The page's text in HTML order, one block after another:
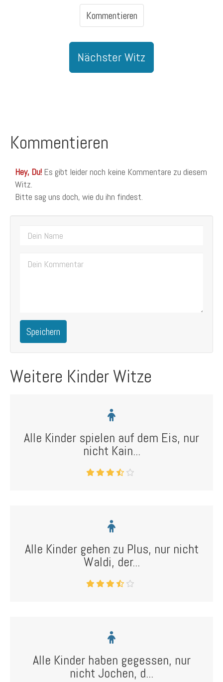
Kommentieren
Nächster Witz
Kommentieren
Hey, Du! Es gibt leider noch keine Kommentare zu diesem
Witz.
Bitte sag uns doch, wie du ihn findest.
Speichern
Weitere Kinder Witze
Alle Kinder spielen auf dem Eis, nur
nicht Kain...
Alle Kinder gehen zu Plus, nur nicht
Waldi, der...
Alle Kinder haben gegessen, nur
nicht Jochen, d...